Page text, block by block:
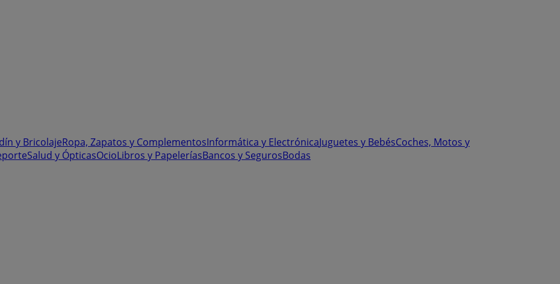
y BricolajeRopa, Zapatos y ComplementosInformática y ElectrónicaJuguetes y BebésCoches, Motos y
Salud y ÓpticasOcioLibros y PapeleríasBancos y SegurosBodas